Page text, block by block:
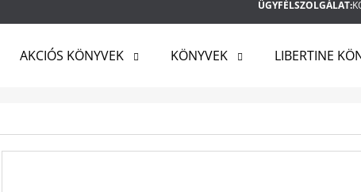
ÜGYFÉLSZOLGÁLAT:
AKCIÓS KÖNYVEK KÖNYVEK LIBERTINE